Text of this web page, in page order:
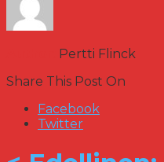
Pertti Flinck
Share This Post On
Facebook
Twitter